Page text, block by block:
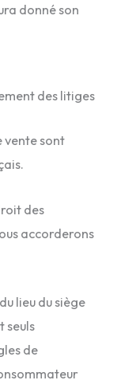
donné son
des litiges
vente sont
des
accorderons
lieu du siège
seuls
de